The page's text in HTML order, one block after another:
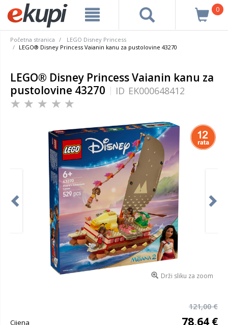
0
Početna stranica
LEGO Disney Princess
LEGO® Disney Princess Vaianin kanu za pustolovine 43270
LEGO® Disney Princess Vaianin kanu za
pustolovine 43270
ID EK000648412
Drži sliku za zoom
121,00 €
Cijena 78,64 €